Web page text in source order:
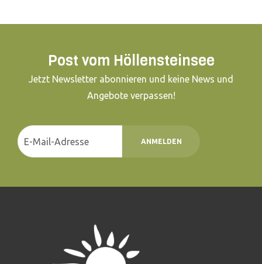
Post vom Höllensteinsee
Jetzt Newsletter abonnieren und keine News und
Angebote verpassen!
ANMELDEN